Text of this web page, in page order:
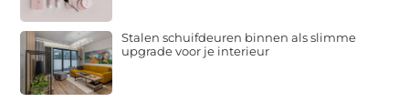
Stalen schuifdeuren binnen als slimme
upgrade voor je interieur